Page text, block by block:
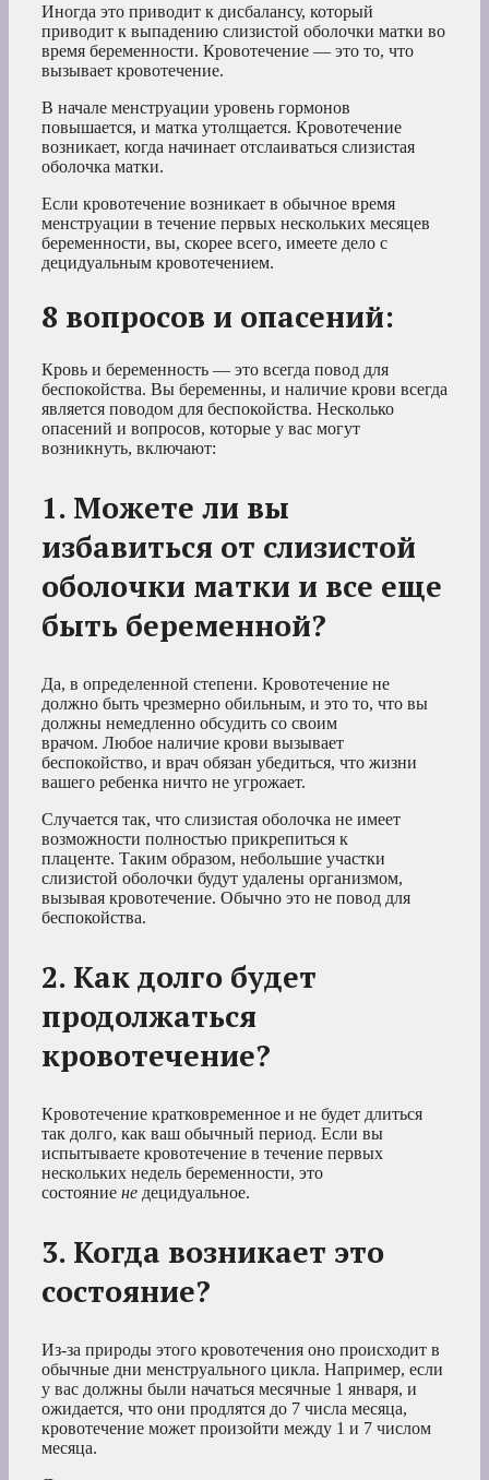
Иногда это приводит к дисбалансу, который
приводит к выпадению слизистой оболочки матки во
время беременности. Кровотечение — это то, что
вызывает кровотечение.
В начале менструации уровень гормонов
повышается, и матка утолщается. Кровотечение
возникает, когда начинает отслаиваться слизистая
оболочка матки.
Если кровотечение возникает в обычное время
менструации в течение первых нескольких месяцев
беременности, вы, скорее всего, имеете дело с
децидуальным кровотечением.
8 вопросов и опасений:
Кровь и беременность — это всегда повод для
беспокойства. Вы беременны, и наличие крови всегда
является поводом для беспокойства. Несколько
опасений и вопросов, которые у вас могут
возникнуть, включают:
1. Можете ли вы
избавиться от слизистой
оболочки матки и все еще
быть беременной?
Да, в определенной степени. Кровотечение не
должно быть чрезмерно обильным, и это то, что вы
должны немедленно обсудить со своим
врачом. Любое наличие крови вызывает
беспокойство, и врач обязан убедиться, что жизни
вашего ребенка ничто не угрожает.
Случается так, что слизистая оболочка не имеет
возможности полностью прикрепиться к
плаценте. Таким образом, небольшие участки
слизистой оболочки будут удалены организмом,
вызывая кровотечение. Обычно это не повод для
беспокойства.
2. Как долго будет
продолжаться
кровотечение?
Кровотечение кратковременное и не будет длиться
так долго, как ваш обычный период. Если вы
испытываете кровотечение в течение первых
нескольких недель беременности, это
состояние не децидуальное.
3. Когда возникает это
состояние?
Из-за природы этого кровотечения оно происходит в
обычные дни менструального цикла. Например, если
у вас должны были начаться месячные 1 января, и
ожидается, что они продлятся до 7 числа месяца,
кровотечение может произойти между 1 и 7 числом
месяца.